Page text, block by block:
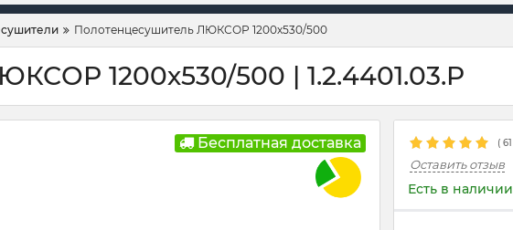
Полотенцесушитель ЛЮКСОР 1200х530/500
1200х530/500 | 1.2.4401.03.P
Бесплатная доставка ( 61
Оставить отзыв
Есть в наличии